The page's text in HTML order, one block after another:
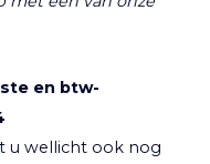
en btw-
u wellicht ook nog